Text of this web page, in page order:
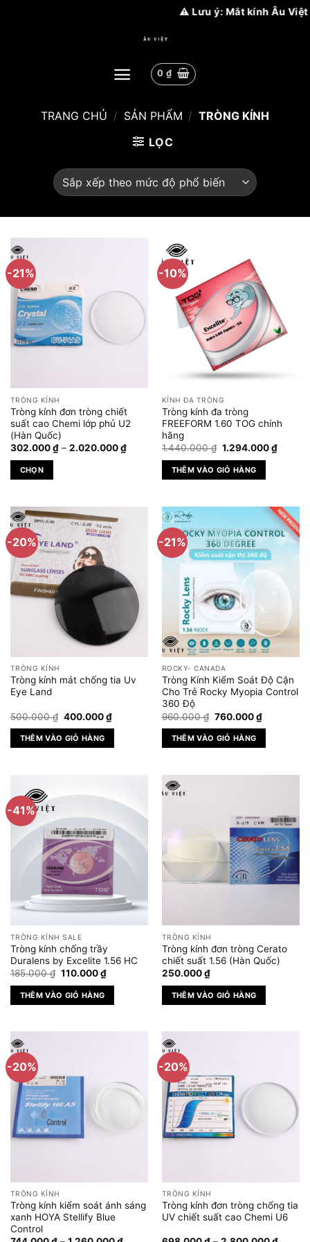
⚠️ Lưu ý: Mắt kính Âu Việt chỉ có 2 chi
0 ₫
TRANG CHỦ / SẢN PHẨM / TRÒNG KÍNH
LỌC
-21%
TRÒNG KÍNH
Tròng kính đơn tròng chiết
suất cao Chemi lớp phủ U2
(Hàn Quốc)
302.000₫ – 2.020.000₫Khoảng
giá:
302.000 ₫
CHỌN
này
có
nhiều
biến
thể.
Các
được
chọn
trên
sản
phẩm
-10%
KÍNH ĐA TRÒNG
Tròng kính đa tròng
FREEFORM 1.60 TOG chính
hãng
1.440.000₫ Giá
là:
1.440.000 ₫.
1.294.000₫Giá
hiện
THÊM VÀO GIỎ HÀNG
-20%
TRÒNG KÍNH
Tròng kính mát chống tia Uv
Eye Land
500.000₫ Giá
gốc
là:
500.000 ₫.
400.000₫Giá
hiện
400.000 ₫.
THÊM VÀO GIỎ HÀNG
-21%
ROCKY- CANADA
Tròng Kính Kiểm Soát Độ Cận
Cho Trẻ Rocky Myopia Control
360 Độ
960.000₫ Giá
gốc
là:
960.000 ₫.
760.000₫Giá
hiện
760.000
THÊM VÀO GIỎ HÀNG
-41%
TRÒNG KÍNH SALE
Tròng kính chống trầy
Duralens by Excelite 1.56 HC
185.000₫ Giá
là:
185.000 ₫.
110.000₫Giá
hiện
110.000 ₫.
THÊM VÀO GIỎ HÀNG
TRÒNG KÍNH
Tròng kính đơn tròng Cerato
chiết suất 1.56 (Hàn Quốc)
250.000₫
THÊM VÀO GIỎ HÀNG
-20%
TRÒNG KÍNH
Tròng kính kiểm soát ánh sáng
xanh HOYA Stellify Blue
Control
-20%
TRÒNG KÍNH
Tròng kính đơn tròng chống tia
UV chiết suất cao Chemi U6